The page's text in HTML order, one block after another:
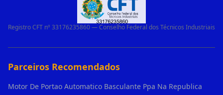
Registro CFT nº 33176235860 — Conselho Federal dos Técnicos Industriais
Parceiros Recomendados
Motor De Portao Automatico Basculante Ppa Na Republica